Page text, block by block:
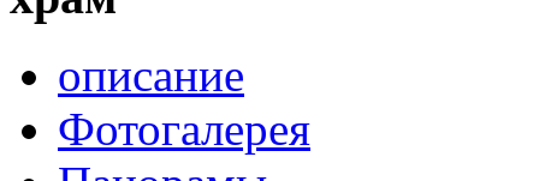
описание
Фотогалерея